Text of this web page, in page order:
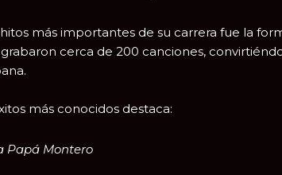
más importantes de su carrera fue la
grabaron cerca de 200 canciones,
más conocidos destaca:
Papá Montero